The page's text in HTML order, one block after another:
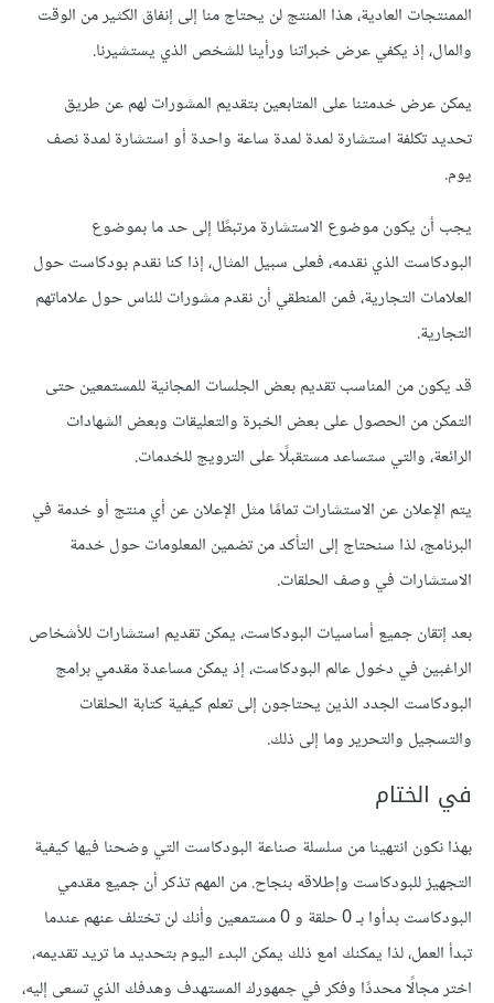
الممنتجات العادية، هذا المنتج لن يحتاج منا إلى إنفاق الكثير من الوقت
والمال، إذ يكفي عرض خبراتنا ورأينا للشخص الذي يستشيرنا.
يمكن عرض خدمتنا على المتابعين بتقديم المشورات لهم عن طريق
تحديد تكلفة استشارة لمدة لمدة ساعة واحدة أو استشارة لمدة نصف
يوم.
يجب أن يكون موضوع الاستشارة مرتبطًا إلى حد ما بموضوع
البودكاست الذي نقدمه، فعلى سبيل المثال، إذا كنا نقدم بودكاست حول
العلامات التجارية، فمن المنطقي أن نقدم مشورات للناس حول علاماتهم
التجارية.
قد يكون من المناسب تقديم بعض الجلسات المجانية للمستمعين حتى
التمكن من الحصول على بعض الخبرة والتعليقات وبعض الشهادات
الرائعة، والتي ستساعد مستقبلًا على الترويج للخدمات.
يتم الإعلان عن الاستشارات تمامًا مثل الإعلان عن أي منتج أو خدمة في
البرنامج، لذا سنحتاج إلى التأكد من تضمين المعلومات حول خدمة
الاستشارات في وصف الحلقات.
بعد إتقان جميع أساسيات البودكاست، يمكن تقديم استشارات للأشخاص
الراغبين في دخول عالم البودكاست، إذ يمكن مساعدة مقدمي برامج
البودكاست الجدد الذين يحتاجون إلى تعلم كيفية كتابة الحلقات
والتسجيل والتحرير وما إلى ذلك.
في الختام
بهذا نكون انتهينا من سلسلة صناعة البودكاست التي وضحنا فيها كيفية
التجهيز للبودكاست وإطلاقه بنجاح. من المهم تذكر أن جميع مقدمي
البودكاست بدأوا بـ 0 حلقة و 0 مستمعين وأنك لن تختلف عنهم عندما
تبدأ العمل، لذا يمكنك امع ذلك يمكن البدء اليوم بتحديد ما تريد تقديمه،
اختر مجالًا محددًا وفكر في جمهورك المستهدف وهدفك الذي تسعى إليه،